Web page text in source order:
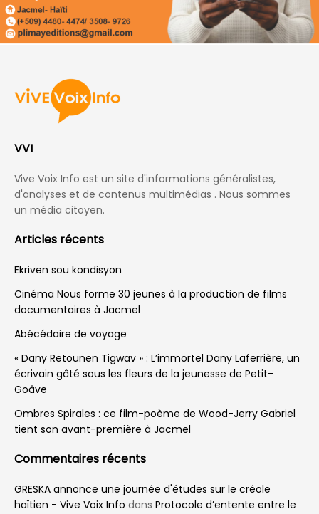
VVI
Vive Voix Info est un site d'informations généralistes,
d'analyses et de contenus multimédias . Nous sommes
un média citoyen.
Articles récents
Ekriven sou kondisyon
Cinéma Nous forme 30 jeunes à la production de films
documentaires à Jacmel
Abécédaire de voyage
« Dany Retounen Tigwav » : L’immortel Dany Laferrière, un
écrivain gâté sous les fleurs de la jeunesse de Petit-
Goâve
Ombres Spirales : ce film-poème de Wood-Jerry Gabriel
tient son avant-première à Jacmel
Commentaires récents
GRESKA annonce une journée d'études sur le créole
haïtien - Vive Voix Info dans Protocole d’entente entre le